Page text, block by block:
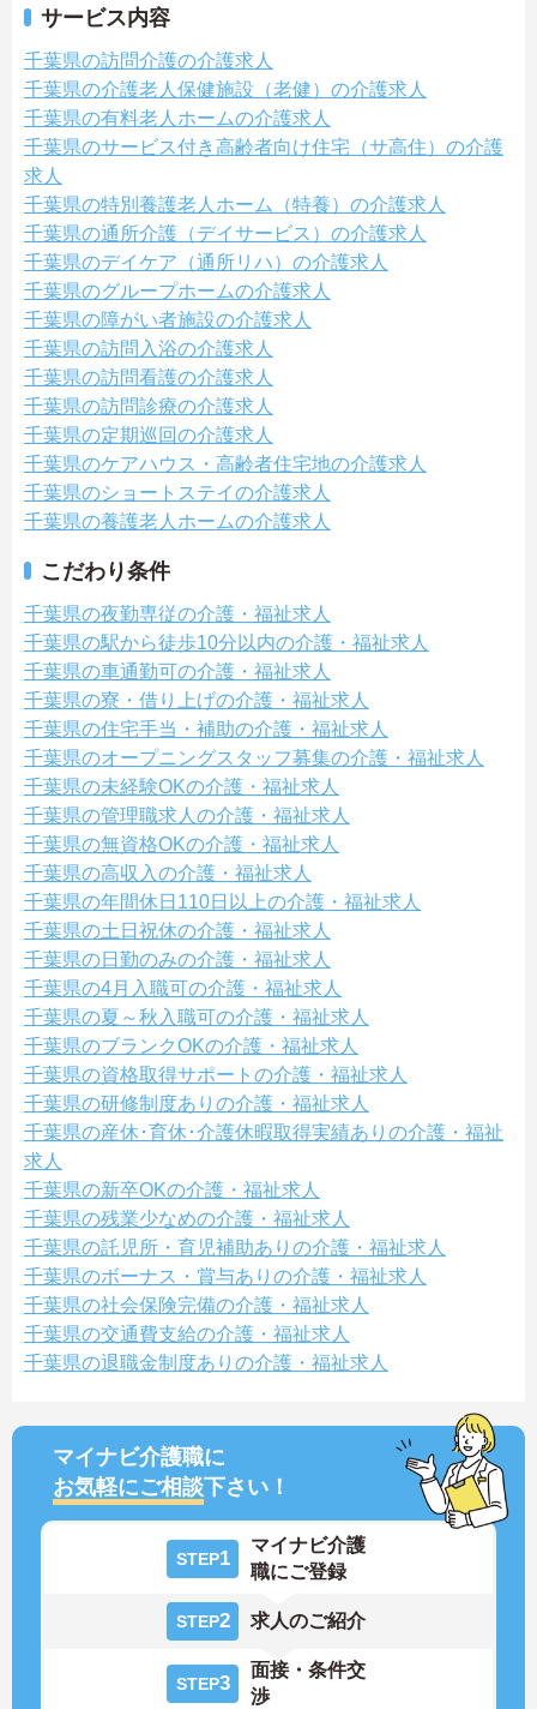
サービス内容
千葉県の訪問介護の介護求人
千葉県の介護老人保健施設（老健）の介護求人
千葉県の有料老人ホームの介護求人
千葉県のサービス付き高齢者向け住宅（サ高住）の介護
求人
千葉県の特別養護老人ホーム（特養）の介護求人
千葉県の通所介護（デイサービス）の介護求人
千葉県のデイケア（通所リハ）の介護求人
千葉県のグループホームの介護求人
千葉県の障がい者施設の介護求人
千葉県の訪問入浴の介護求人
千葉県の訪問看護の介護求人
千葉県の訪問診療の介護求人
千葉県の定期巡回の介護求人
千葉県のケアハウス・高齢者住宅地の介護求人
千葉県のショートステイの介護求人
千葉県の養護老人ホームの介護求人
こだわり条件
千葉県の夜勤専従の介護・福祉求人
千葉県の駅から徒歩10分以内の介護・福祉求人
千葉県の車通勤可の介護・福祉求人
千葉県の寮・借り上げの介護・福祉求人
千葉県の住宅手当・補助の介護・福祉求人
千葉県のオープニングスタッフ募集の介護・福祉求人
千葉県の未経験OKの介護・福祉求人
千葉県の管理職求人の介護・福祉求人
千葉県の無資格OKの介護・福祉求人
千葉県の高収入の介護・福祉求人
千葉県の年間休日110日以上の介護・福祉求人
千葉県の土日祝休の介護・福祉求人
千葉県の日勤のみの介護・福祉求人
千葉県の4月入職可の介護・福祉求人
千葉県の夏～秋入職可の介護・福祉求人
千葉県のブランクOKの介護・福祉求人
千葉県の資格取得サポートの介護・福祉求人
千葉県の研修制度ありの介護・福祉求人
千葉県の産休･育休･介護休暇取得実績ありの介護・福祉
求人
千葉県の新卒OKの介護・福祉求人
千葉県の残業少なめの介護・福祉求人
千葉県の託児所・育児補助ありの介護・福祉求人
千葉県のボーナス・賞与ありの介護・福祉求人
千葉県の社会保険完備の介護・福祉求人
千葉県の交通費支給の介護・福祉求人
千葉県の退職金制度ありの介護・福祉求人
マイナビ介護職に
お気軽にご相談下さい！
STEP1
マイナビ介護
職にご登録
STEP2 求人のご紹介
STEP3
面接・条件交
渉